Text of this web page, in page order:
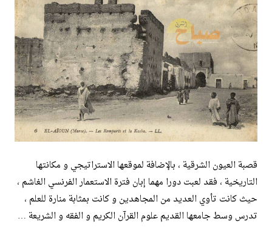
قصبة العيون الشرقية ، بالإضافة لموقعها الاستراتيجي و مكانتها
التاريخية ، فقد لعبت دورا مهما إبان فترة الاستعمار الفرنسي الغاشم ،
حيث كانت تأوي العديد من المجاهدين و كانت بمثابة منارة للعلم ،
تدرس وسط جامعها القديم علوم القرآن الكريم و الفقه و الشريعة …